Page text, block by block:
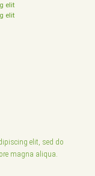
elit
elit
elit, sed do
magna aliqua.